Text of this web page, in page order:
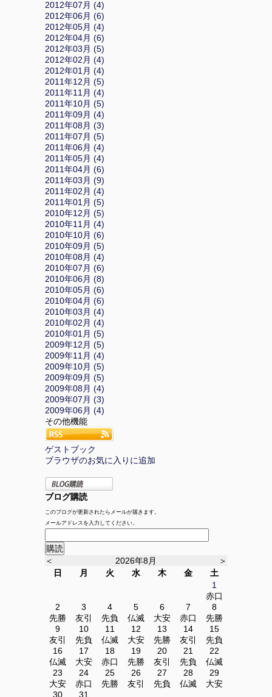
2012年07月 (4)
2012年06月 (6)
2012年05月 (4)
2012年04月 (6)
2012年03月 (5)
2012年02月 (4)
2012年01月 (4)
2011年12月 (5)
2011年11月 (4)
2011年10月 (5)
2011年09月 (4)
2011年08月 (3)
2011年07月 (5)
2011年06月 (4)
2011年05月 (4)
2011年04月 (6)
2011年03月 (9)
2011年02月 (4)
2011年01月 (5)
2010年12月 (5)
2010年11月 (4)
2010年10月 (6)
2010年09月 (5)
2010年08月 (4)
2010年07月 (6)
2010年06月 (8)
2010年05月 (6)
2010年04月 (6)
2010年03月 (4)
2010年02月 (4)
2010年01月 (5)
2009年12月 (5)
2009年11月 (4)
2009年10月 (5)
2009年09月 (5)
2009年08月 (4)
2009年07月 (3)
2009年06月 (4)
その他機能
ゲストブック
ブラウザのお気に入りに追加
ブログ購読
このブログが更新されたらメールが届きます。
メールアドレスを入力してください。
＜ 2026年8月
＞
日
月 火 水 木 金
土
1
赤口
2
先勝
3
友引
4
先負
5
仏滅
6
大安
7
赤口
8
先勝
9
友引
10
先負
11
仏滅
12
大安
13
先勝
14
友引
15
先負
16
仏滅
17
大安
18
赤口
19
先勝
20
友引
21
先負
22
仏滅
23
大安
24
赤口
25
先勝
26
友引
27
先負
28
仏滅
29
大安
30
31